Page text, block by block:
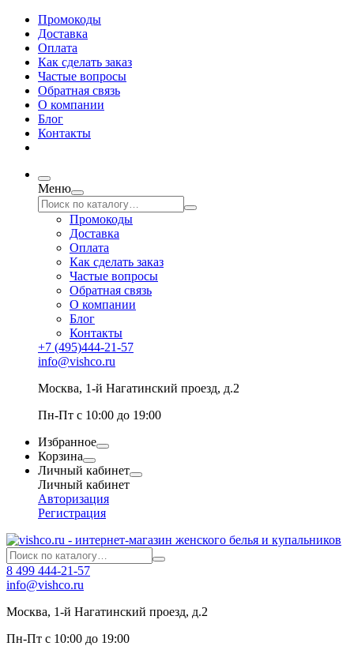
Промокоды
Доставка
Оплата
Как сделать заказ
Частые вопросы
Обратная связь
О компании
Блог
Контакты
Меню
Промокоды
Доставка
Оплата
Как сделать заказ
Частые вопросы
Обратная связь
О компании
Блог
Контакты
+7 (495)444-21-57
info@vishco.ru
Москва, 1-й Нагатинский проезд, д.2
Пн-Пт с 10:00 до 19:00
Избранное
Корзина
Личный кабинет
Личный кабинет
Авторизация
Регистрация
8 499 444-21-57
info@vishco.ru
Москва, 1-й Нагатинский проезд, д.2
Пн-Пт с 10:00 до 19:00